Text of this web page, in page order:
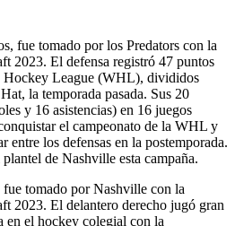
fue tomado por los Predators con la
2023. El defensa registró 47 puntos
Hockey League (WHL), divididos
la temporada pasada. Sus 20
y 16 asistencias) en 16 juegos
el campeonato de la WHL y
entre los defensas en la postemporada.
de Nashville esta campaña.
tomado por Nashville con la
2023. El delantero derecho jugó gran
en el hockey colegial con la